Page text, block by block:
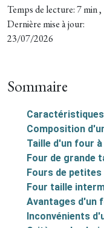
Temps de lecture: 7 min ,
Dernière mise à jour:
23/07/2026
Sommaire
Composition
Taille d'un four à
Four de grande
Fours de
Four taille
Avantages d'un
Inconvénients